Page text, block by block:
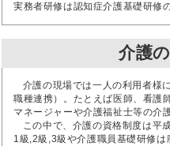
実務者研修は認知症介護基礎研修
介護
介護の現場では一人の利用者様
職種連携）。たとえば医師、看護
マネージャーや介護福祉士等の介
この中で、介護の資格制度は平
1級,2級,3級や介護職員基礎研修